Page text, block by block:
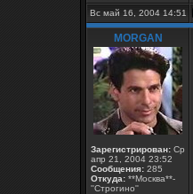
Вс май 16, 2004 14:51
MORGAN
Зарегистрирован: Ср
апр 21, 2004 23:52
Сообщения: 285
Откуда: **Москва**-
''Строгино''